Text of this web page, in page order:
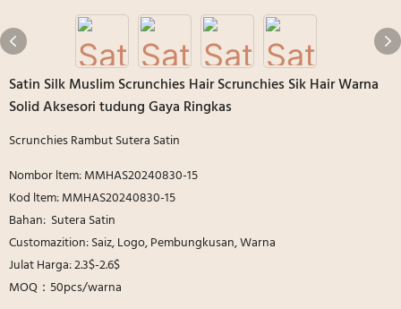
Satin Silk Muslim Scrunchies Hair Scrunchies Sik Hair Warna
Solid Aksesori tudung Gaya Ringkas
Scrunchies Rambut Sutera Satin
Nombor ltem: MMHAS20240830-15
Kod ltem: MMHAS20240830-15
Bahan: Sutera Satin
Customazition: Saiz, Logo, Pembungkusan, Warna
Julat Harga: 2.3$-2.6$
MOQ：50pcs/warna